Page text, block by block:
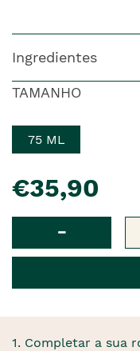
Ingredientes
TAMANHO
75 ML
€35,90
-
1. Completar a sua